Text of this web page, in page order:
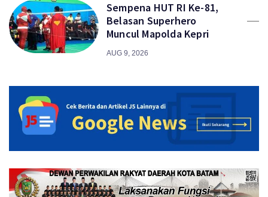
Sempena HUT RI Ke-81,
Belasan Superhero
Muncul Mapolda Kepri
AUG 9, 2026